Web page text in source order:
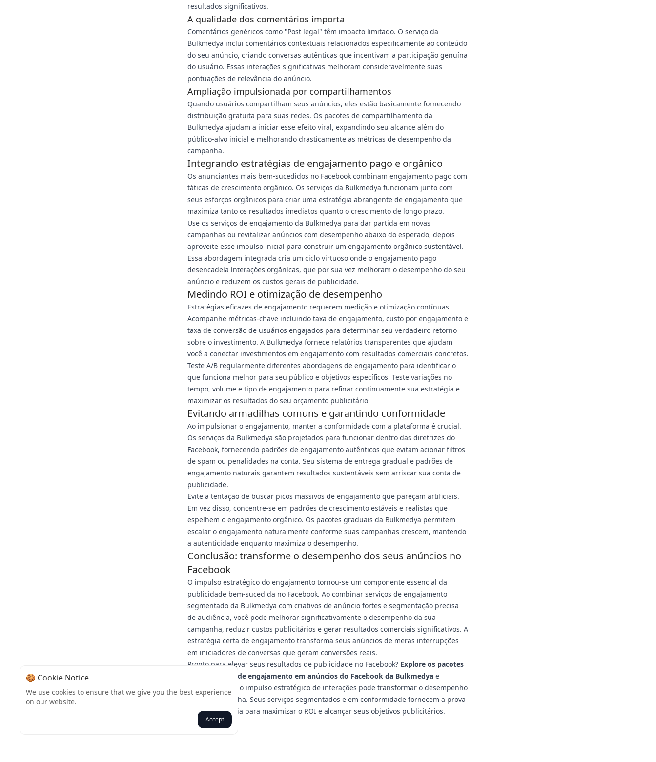
resultados significativos.
A qualidade dos comentários importa
Comentários genéricos como "Post legal" têm impacto limitado. O serviço da
Bulkmedya inclui comentários contextuais relacionados especificamente ao conteúdo
do seu anúncio, criando conversas autênticas que incentivam a participação genuína
do usuário. Essas interações significativas melhoram consideravelmente suas
pontuações de relevância do anúncio.
Ampliação impulsionada por compartilhamentos
Quando usuários compartilham seus anúncios, eles estão basicamente fornecendo
distribuição gratuita para suas redes. Os pacotes de compartilhamento da
Bulkmedya ajudam a iniciar esse efeito viral, expandindo seu alcance além do
público-alvo inicial e melhorando drasticamente as métricas de desempenho da
campanha.
Integrando estratégias de engajamento pago e orgânico
Os anunciantes mais bem-sucedidos no Facebook combinam engajamento pago com
táticas de crescimento orgânico. Os serviços da Bulkmedya funcionam junto com
seus esforços orgânicos para criar uma estratégia abrangente de engajamento que
maximiza tanto os resultados imediatos quanto o crescimento de longo prazo.
Use os serviços de engajamento da Bulkmedya para dar partida em novas
campanhas ou revitalizar anúncios com desempenho abaixo do esperado, depois
aproveite esse impulso inicial para construir um engajamento orgânico sustentável.
Essa abordagem integrada cria um ciclo virtuoso onde o engajamento pago
desencadeia interações orgânicas, que por sua vez melhoram o desempenho do seu
anúncio e reduzem os custos gerais de publicidade.
Medindo ROI e otimização de desempenho
Estratégias eficazes de engajamento requerem medição e otimização contínuas.
Acompanhe métricas-chave incluindo taxa de engajamento, custo por engajamento e
taxa de conversão de usuários engajados para determinar seu verdadeiro retorno
sobre o investimento. A Bulkmedya fornece relatórios transparentes que ajudam
você a conectar investimentos em engajamento com resultados comerciais concretos.
Teste A/B regularmente diferentes abordagens de engajamento para identificar o
que funciona melhor para seu público e objetivos específicos. Teste variações no
tempo, volume e tipo de engajamento para refinar continuamente sua estratégia e
maximizar os resultados do seu orçamento publicitário.
Evitando armadilhas comuns e garantindo conformidade
Ao impulsionar o engajamento, manter a conformidade com a plataforma é crucial.
Os serviços da Bulkmedya são projetados para funcionar dentro das diretrizes do
Facebook, fornecendo padrões de engajamento autênticos que evitam acionar filtros
de spam ou penalidades na conta. Seu sistema de entrega gradual e padrões de
engajamento naturais garantem resultados sustentáveis sem arriscar sua conta de
publicidade.
Evite a tentação de buscar picos massivos de engajamento que pareçam artificiais.
Em vez disso, concentre-se em padrões de crescimento estáveis e realistas que
espelhem o engajamento orgânico. Os pacotes graduais da Bulkmedya permitem
escalar o engajamento naturalmente conforme suas campanhas crescem, mantendo
a autenticidade enquanto maximiza o desempenho.
Conclusão: transforme o desempenho dos seus anúncios no
Facebook
O impulso estratégico do engajamento tornou-se um componente essencial da
publicidade bem-sucedida no Facebook. Ao combinar serviços de engajamento
segmentado da Bulkmedya com criativos de anúncio fortes e segmentação precisa
de audiência, você pode melhorar significativamente o desempenho da sua
campanha, reduzir custos publicitários e gerar resultados comerciais significativos. A
estratégia certa de engajamento transforma seus anúncios de meras interrupções
em iniciadores de conversas que geram conversões reais.
Pronto para elevar seus resultados de publicidade no Facebook? Explore os pacotes
especializados de engajamento em anúncios do Facebook da Bulkmedya e
descubra como o impulso estratégico de interações pode transformar o desempenho
da sua campanha. Seus serviços segmentados e em conformidade fornecem a prova
social necessária para maximizar o ROI e alcançar seus objetivos publicitários.
Voltar
🍪 Cookie Notice
We use cookies to ensure that we give you the best experience
on our website.
Accept